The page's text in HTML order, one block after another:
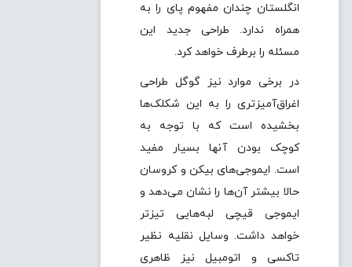
انگلستان چندان مفهوم پای را به
همراه ندارد. طراحی جدید این
مسئله را برطرف خواهد کرد.
در برخی موارد نیز گوگل طراحی
اغراق‌آمیزتری را به این شکلک‌ها
بخشیده است که با توجه به
کوچک بودن آنها بسیار مفید
است. ایموجی‌های بیکن و کروسان
حالا بیشتر آن‌ها را نشان می‌دهد و
ایموجی قیچی لبه‌هایی تیزتر
خواهد داشت. وسایل نقلیه نظیر
تاکسی و اتومبیل نیز ظاهری